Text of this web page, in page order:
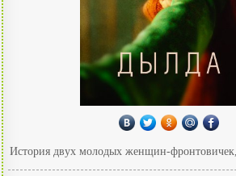
История двух молодых женщин-